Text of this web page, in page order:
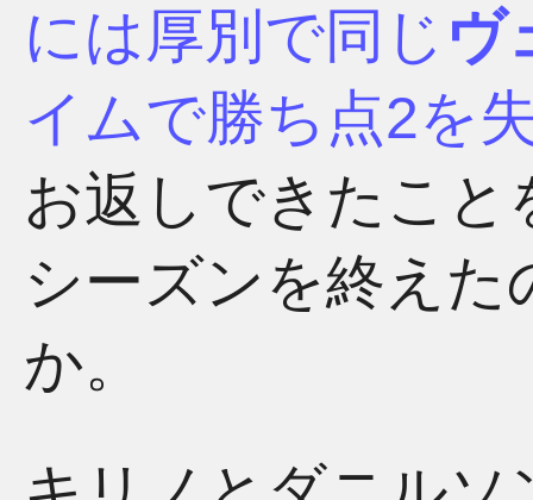
には厚別で同じ ヴ
イムで勝ち点2を
お返しできたこ
シーズンを終え
か。